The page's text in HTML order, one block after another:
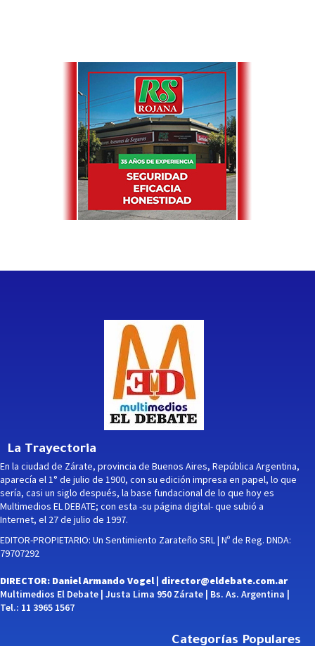
La Trayectoria
En la ciudad de Zárate, provincia de Buenos Aires, República Argentina,
aparecía el 1° de julio de 1900, con su edición impresa en papel, lo que
sería, casi un siglo después, la base fundacional de lo que hoy es
Multimedios EL DEBATE; con esta -su página digital- que subió a
Internet, el 27 de julio de 1997.
EDITOR-PROPIETARIO: Un Sentimiento Zarateño SRL | Nº de Reg. DNDA:
79707292
DIRECTOR: Daniel Armando Vogel | director@eldebate.com.ar
Multimedios El Debate | Justa Lima 950 Zárate | Bs. As. Argentina |
Tel.: 11 3965 1567
Categorías Populares